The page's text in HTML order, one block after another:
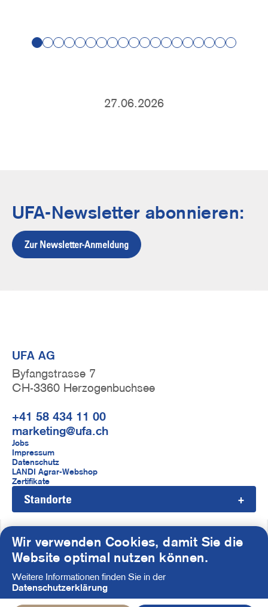
27.06.2026
UFA-Newsletter abonnieren:
Zur Newsletter-Anmeldung
UFA AG
Byfangstrasse 7
CH-3360 Herzogenbuchsee
+41 58 434 11 00
marketing@ufa.ch
F
u
ß
z
e
i
l
e
Jobs
Impressum
Datenschutz
LANDI Agrar-Webshop
Zertifikate
Standorte
S
o
c
Wir verwenden Cookies, damit Sie die
Website optimal nutzen können.
Weitere Informationen finden Sie in der
Datenschutzerklärung